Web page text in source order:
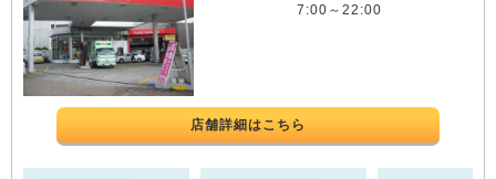
7:00～22:00
店舗詳細はこちら